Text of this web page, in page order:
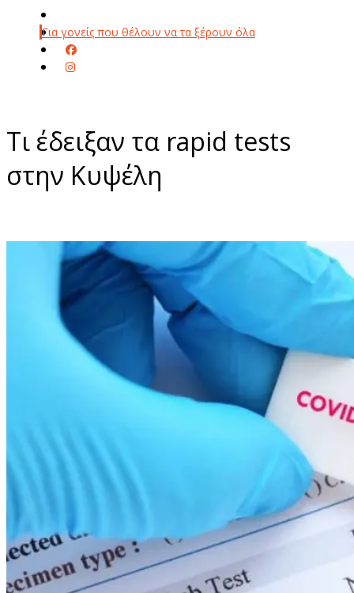
Για γονείς που θέλουν να τα ξέρουν όλα
Τι έδειξαν τα rapid tests
στην Κυψέλη